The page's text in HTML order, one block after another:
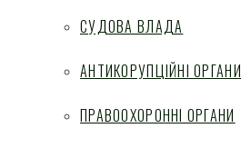
СУДОВА ВЛАДА
АНТИКОРУПЦІЙНІ ОРГАНИ
ПРАВООХОРОННІ ОРГАНИ